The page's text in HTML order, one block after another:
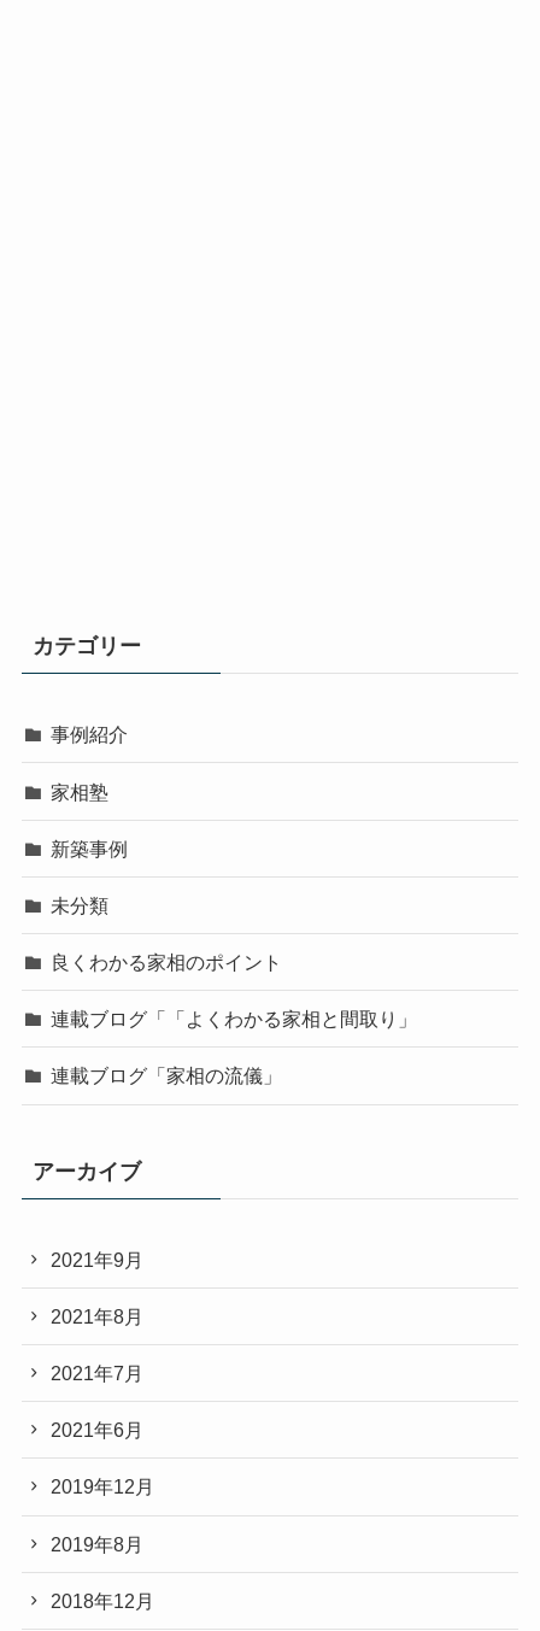
カテゴリー
事例紹介
家相塾
新築事例
未分類
良くわかる家相のポイント
連載ブログ「「よくわかる家相と間取り」
連載ブログ「家相の流儀」
アーカイブ
2021年9月
2021年8月
2021年7月
2021年6月
2019年12月
2019年8月
2018年12月